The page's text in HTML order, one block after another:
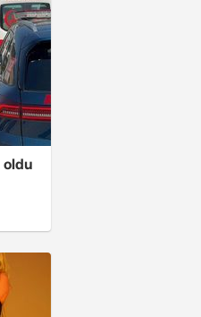
oldu